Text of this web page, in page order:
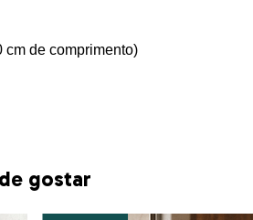
cm de comprimento)
gostar